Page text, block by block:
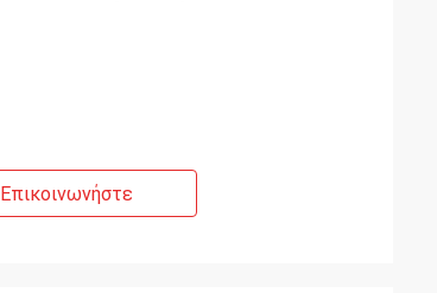
Επικοινωνήστε